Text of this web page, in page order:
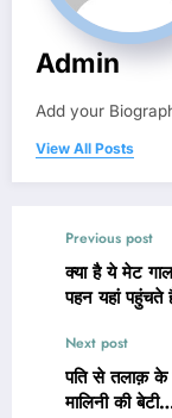
Admin
Add your
View All Posts
Previous post
क्या है ये मेट
पहन यहां
Next post
पति से तलाक़ के
मालिनी की